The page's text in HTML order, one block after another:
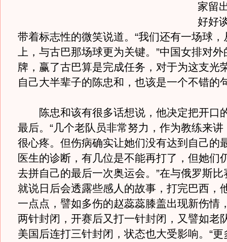
家留
好好
带着标志性的微笑说道。“我们还有一场球，
上，与古巴那场球更为关键。”中国女排对外
牌，赢了古巴算是完成任务，对于为这支光
自己大半辈子的陈忠和，也该是一个不错的
陈忠和该有很多话想说，他决定把开口
最后。“几个老队员非常努力，作为教练来
很心疼。但伤病确实让她们没有达到自己的
医生的诊断，有几位是不能再打了，但她们
去拼自己的最后一次奥运会。”在与俄罗斯
就说日后会透露些感人的故事，打完巴西，
一点点，譬如多伤的赵蕊蕊膝盖出现新伤情
两针封闭，开赛后又打一针封闭，又譬如老
美国后连打三针封闭，状态也大受影响。“